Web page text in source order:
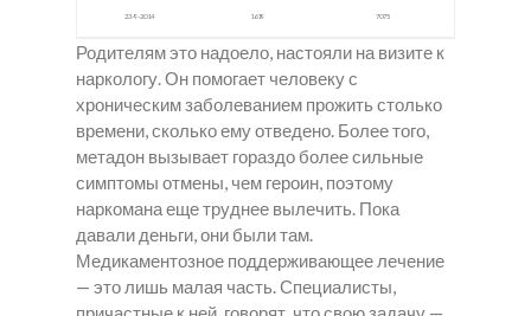
23-9-2014 1619 7075
Родителям это надоело, настояли на визите к
наркологу. Он помогает человеку с
хроническим заболеванием прожить столько
времени, сколько ему отведено. Более того,
метадон вызывает гораздо более сильные
симптомы отмены, чем героин, поэтому
наркомана еще труднее вылечить. Пока
давали деньги, они были там.
Медикаментозное поддерживающее лечение
— это лишь малая часть. Специалисты,